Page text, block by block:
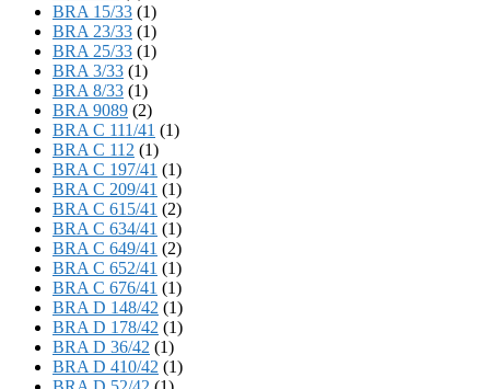
BRA 15/33 (1)
BRA 23/33 (1)
BRA 25/33 (1)
BRA 3/33 (1)
BRA 8/33 (1)
BRA 9089 (2)
BRA C 111/41 (1)
BRA C 112 (1)
BRA C 197/41 (1)
BRA C 209/41 (1)
BRA C 615/41 (2)
BRA C 634/41 (1)
BRA C 649/41 (2)
BRA C 652/41 (1)
BRA C 676/41 (1)
BRA D 148/42 (1)
BRA D 178/42 (1)
BRA D 36/42 (1)
BRA D 410/42 (1)